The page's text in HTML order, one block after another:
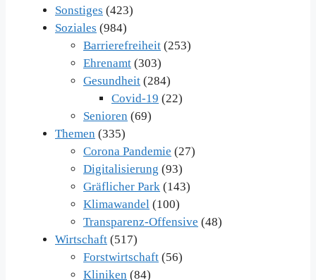
Sonstiges (423)
Soziales (984)
Barrierefreiheit (253)
Ehrenamt (303)
Gesundheit (284)
Covid-19 (22)
Senioren (69)
Themen (335)
Corona Pandemie (27)
Digitalisierung (93)
Gräflicher Park (143)
Klimawandel (100)
Transparenz-Offensive (48)
Wirtschaft (517)
Forstwirtschaft (56)
Kliniken (84)